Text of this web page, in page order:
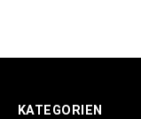
KATEGORIEN